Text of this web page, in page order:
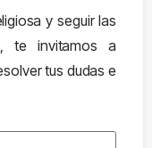
y seguir las
te invitamos a
tus dudas e